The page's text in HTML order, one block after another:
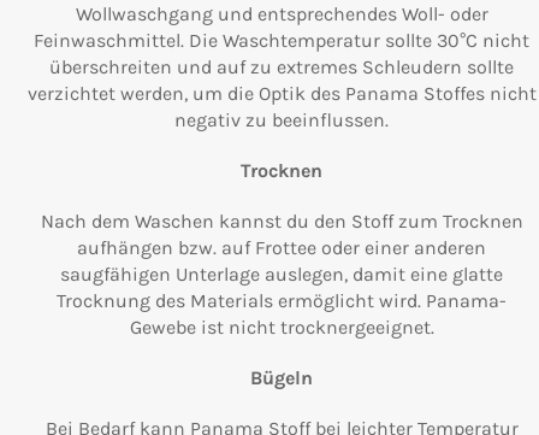
Wollwaschgang und entsprechendes Woll- oder
Feinwaschmittel. Die Waschtemperatur sollte 30°C nicht
überschreiten und auf zu extremes Schleudern sollte
verzichtet werden, um die Optik des Panama Stoffes nicht
negativ zu beeinflussen.
Trocknen
Nach dem Waschen kannst du den Stoff zum Trocknen
aufhängen bzw. auf Frottee oder einer anderen
saugfähigen Unterlage auslegen, damit eine glatte
Trocknung des Materials ermöglicht wird. Panama-
Gewebe ist nicht trocknergeeignet.
Bügeln
Bei Bedarf kann Panama Stoff bei leichter Temperatur